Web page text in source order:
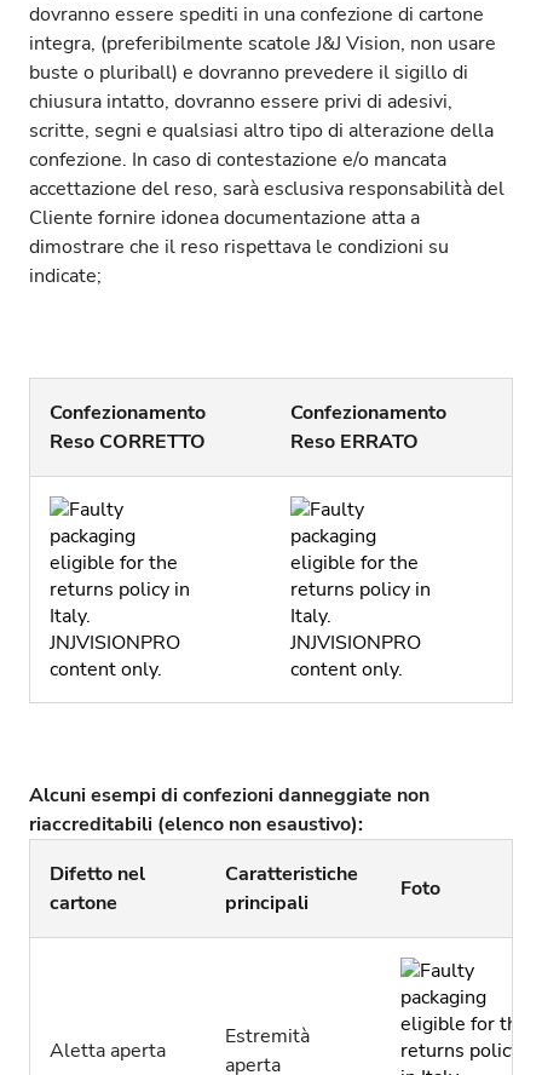
dovranno essere spediti in una confezione di cartone
integra, (preferibilmente scatole J&J Vision, non usare
buste o pluriball) e dovranno prevedere il sigillo di
chiusura intatto, dovranno essere privi di adesivi,
scritte, segni e qualsiasi altro tipo di alterazione della
confezione. In caso di contestazione e/o mancata
accettazione del reso, sarà esclusiva responsabilità del
Cliente fornire idonea documentazione atta a
dimostrare che il reso rispettava le condizioni su
indicate;
Confezionamento
Reso CORRETTO
Confezionamento
Reso ERRATO
Alcuni esempi di confezioni danneggiate non
riaccreditabili (elenco non esaustivo):
Difetto nel
cartone
Caratteristiche
principali
Foto
Aletta aperta
Estremità
aperta